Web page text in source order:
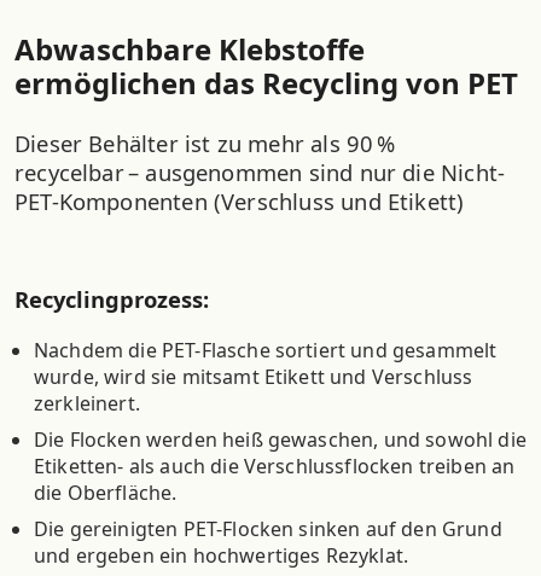
Abwaschbare Klebstoffe
ermöglichen das Recycling von PET
Dieser Behälter ist zu mehr als 90 %
recycelbar – ausgenommen sind nur die Nicht-
PET-Komponenten (Verschluss und Etikett)
Recyclingprozess:
Nachdem die PET-Flasche sortiert und gesammelt
wurde, wird sie mitsamt Etikett und Verschluss
zerkleinert.
Die Flocken werden heiß gewaschen, und sowohl die
Etiketten- als auch die Verschlussflocken treiben an
die Oberfläche.
Die gereinigten PET-Flocken sinken auf den Grund
und ergeben ein hochwertiges Rezyklat.